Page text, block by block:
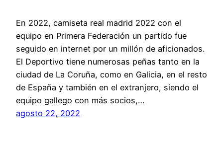
En 2022, camiseta real madrid 2022 con el
equipo en Primera Federación un partido fue
seguido en internet por un millón de aficionados.
El Deportivo tiene numerosas peñas tanto en la
ciudad de La Coruña, como en Galicia, en el resto
de España y también en el extranjero, siendo el
equipo gallego con más socios,…
agosto 22, 2022